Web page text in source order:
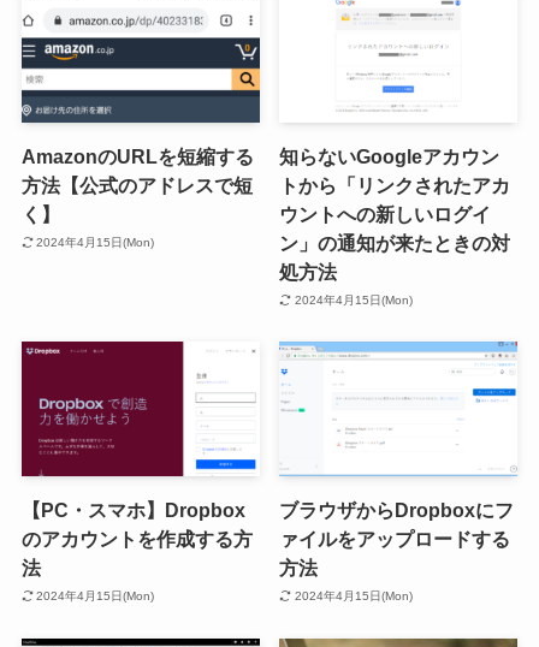
AmazonのURLを短縮する
方法【公式のアドレスで短
く】
2024年4月15日(Mon)
知らないGoogleアカウン
トから「リンクされたアカ
ウントへの新しいログイ
ン」の通知が来たときの対
処方法
2024年4月15日(Mon)
【PC・スマホ】Dropbox
のアカウントを作成する方
法
2024年4月15日(Mon)
ブラウザからDropboxにフ
ァイルをアップロードする
方法
2024年4月15日(Mon)